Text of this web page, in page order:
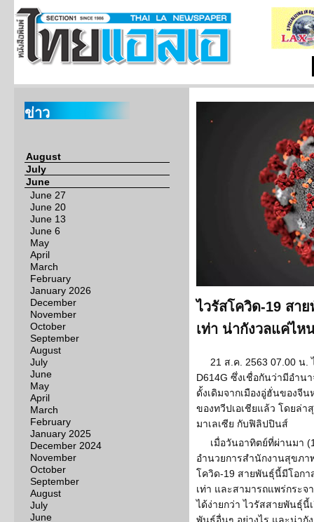
ข่าว
August
July
June
June 27
June 20
June 13
June 6
May
April
March
February
January 2026
December
November
October
September
August
July
June
May
April
March
February
January 2025
December 2024
November
October
September
August
July
June
ไวรัสโควิด-19 สา
เท่า น่ากังวลแค่ไห
21 ส.ค. 2563 07.00 น
D614G ซึ่งเชื่อกันว่ามีอำ
ดั้งเดิมจากเมืองอู่ฮั่นของจี
ของทวีปเอเชียแล้ว โดยล่า
มาเลเซีย กับฟิลิปปินส์
เมื่อวันอาทิตย์ที่ผ่านมา
อำนวยการสำนักงานสุขภา
โควิด-19 สายพันธ์ุนี้มีโอก
เท่า และสามารถแพร่กระจ
ได้ง่ายกว่า ไวรัสสายพันธ์ุนี้